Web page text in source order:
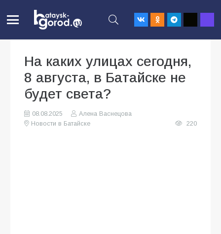
На каких улицах сегодня,
8 августа, в Батайске не
будет света?
08.08.2025
Алена Васнецова
Новости в Батайске
220